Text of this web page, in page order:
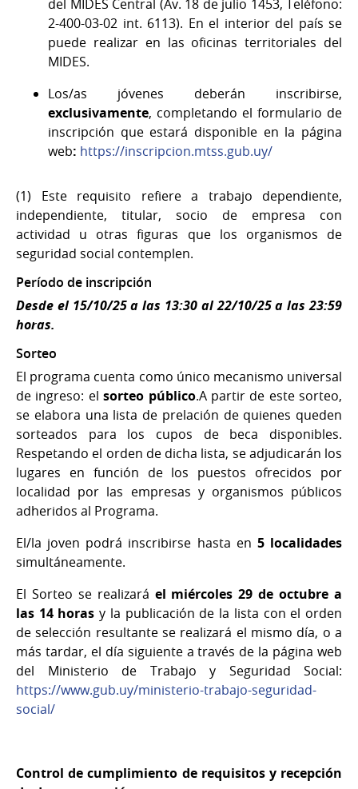
del MIDES Central (Av. 18 de julio 1453, Teléfono:
2-400-03-02 int. 6113). En el interior del país se
puede realizar en las oficinas territoriales del
MIDES.
Los/as jóvenes deberán inscribirse,
exclusivamente, completando el formulario de
inscripción que estará disponible en la página
web: https://inscripcion.mtss.gub.uy/
(1) Este requisito refiere a trabajo dependiente,
independiente, titular, socio de empresa con
actividad u otras figuras que los organismos de
seguridad social contemplen.
Período de inscripción
Desde el 15/10/25 a las 13:30 al 22/10/25 a las 23:59
horas.
Sorteo
El programa cuenta como único mecanismo universal
de ingreso: elsorteo público.A partir de este sorteo,
se elabora una lista de prelación de quienes queden
sorteados para los cupos de beca disponibles.
Respetando el orden de dicha lista, se adjudicarán los
lugares en función de los puestos ofrecidos por
localidad por las empresas y organismos públicos
adheridos al Programa.
El/la joven podrá inscribirse hasta en 5 localidades
simultáneamente.
El Sorteo se realizará el miércoles 29 de octubre a
las 14 horas y la publicación de la lista con el orden
de selección resultante se realizará el mismo día, o a
más tardar, el día siguiente a través de la página web
del Ministerio de Trabajo y Seguridad Social:
https://www.gub.uy/ministerio-trabajo-seguridad-
social/
Control de cumplimiento de requisitos y recepción